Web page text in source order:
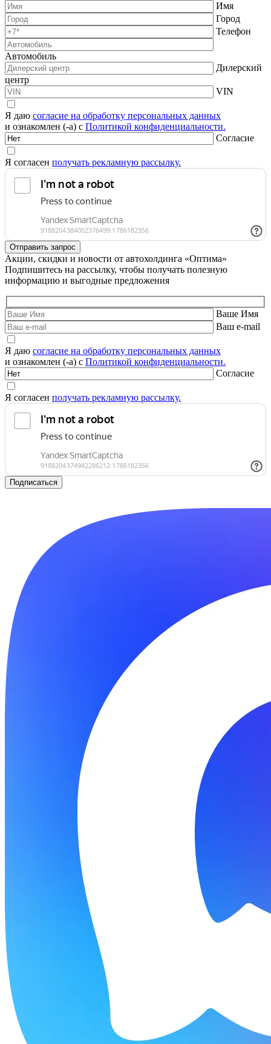
Имя
Город
Телефон
Автомобиль
Дилерский
центр
VIN
Я даю согласие на обработку персональных данных
и ознакомлен (-а) с Политикой конфиденциальности.
Согласие
Я согласен получать рекламную рассылку.
Акции, скидки и новости от автохолдинга «Оптима»
Подпишитесь на рассылку, чтобы получать полезную
информацию и выгодные предложения
Ваше Имя
Ваш e-mail
Я даю согласие на обработку персональных данных
и ознакомлен (-а) с Политикой конфиденциальности.
Согласие
Я согласен получать рекламную рассылку.